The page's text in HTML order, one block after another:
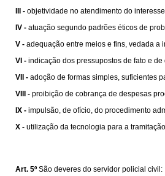
III - objetividade no atendimento do
IV - atuação segundo padrões éticos de
V - adequação entre meios e fins, vedada a
VI - indicação dos pressupostos de fato e
VII - adoção de formas simples, suficientes
VIII - proibição de cobrança de despesas
IX - impulsão, de ofício, do procedimento
X - utilização da tecnologia para a
Art. 5º São deveres do servidor policial civil: